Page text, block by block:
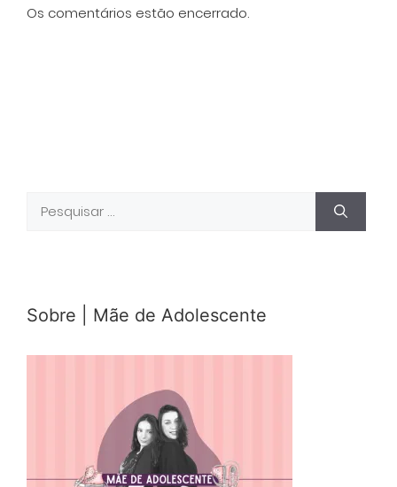
Os comentários estão encerrado.
por:
Sobre | Mãe de Adolescente